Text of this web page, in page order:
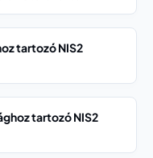
tartozó NIS2
tartozó NIS2